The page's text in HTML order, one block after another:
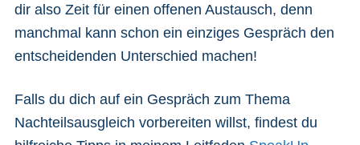
dir also Zeit für einen offenen Austausch, denn
manchmal kann schon ein einziges Gespräch den
entscheidenden Unterschied machen!
Falls du dich auf ein Gespräch zum Thema
Nachteilsausgleich vorbereiten willst, findest du